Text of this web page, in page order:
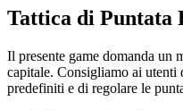
Tattica di Puntata
Il presente game domanda un
capitale. Consigliamo ai
predefiniti e di regolare le